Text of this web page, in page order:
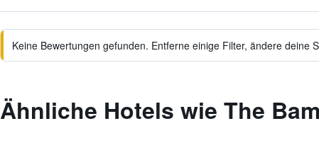
Keine Bewertungen gefunden. Entferne einige Filter, ändere
Ähnliche Hotels wie The